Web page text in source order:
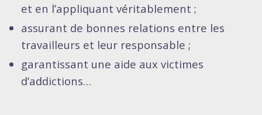
et en l’appliquant véritablement ;
assurant de bonnes relations entre les
travailleurs et leur responsable ;
garantissant une aide aux victimes
d’addictions…